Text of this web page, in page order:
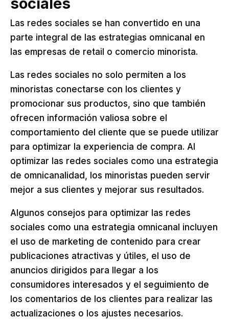
Las redes sociales se han convertido en una
parte integral de las estrategias omnicanal en
las empresas de retail o comercio minorista.
Las redes sociales no solo permiten a los
minoristas conectarse con los clientes y
promocionar sus productos, sino que también
ofrecen información valiosa sobre el
comportamiento del cliente que se puede utilizar
para optimizar la experiencia de compra. Al
optimizar las redes sociales como una estrategia
de omnicanalidad, los minoristas pueden servir
mejor a sus clientes y mejorar sus resultados.
Algunos consejos para optimizar las redes
sociales como una estrategia omnicanal incluyen
el uso de marketing de contenido para crear
publicaciones atractivas y útiles, el uso de
anuncios dirigidos para llegar a los
consumidores interesados ​​y el seguimiento de
los comentarios de los clientes para realizar las
actualizaciones o los ajustes necesarios.